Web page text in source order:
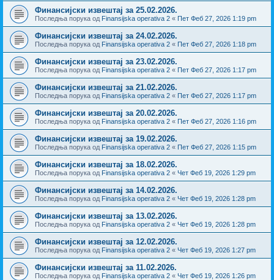
Финансијски извештај за 25.02.2026.
Последња порука од Finansijska operativa 2 « Пет Феб 27, 2026 1:19 pm
Финансијски извештај за 24.02.2026.
Последња порука од Finansijska operativa 2 « Пет Феб 27, 2026 1:18 pm
Финансијски извештај за 23.02.2026.
Последња порука од Finansijska operativa 2 « Пет Феб 27, 2026 1:17 pm
Финансијски извештај за 21.02.2026.
Последња порука од Finansijska operativa 2 « Пет Феб 27, 2026 1:17 pm
Финансијски извештај за 20.02.2026.
Последња порука од Finansijska operativa 2 « Пет Феб 27, 2026 1:16 pm
Финансијски извештај за 19.02.2026.
Последња порука од Finansijska operativa 2 « Пет Феб 27, 2026 1:15 pm
Финансијски извештај за 18.02.2026.
Последња порука од Finansijska operativa 2 « Чет Феб 19, 2026 1:29 pm
Финансијски извештај за 14.02.2026.
Последња порука од Finansijska operativa 2 « Чет Феб 19, 2026 1:28 pm
Финансијски извештај за 13.02.2026.
Последња порука од Finansijska operativa 2 « Чет Феб 19, 2026 1:28 pm
Финансијски извештај за 12.02.2026.
Последња порука од Finansijska operativa 2 « Чет Феб 19, 2026 1:27 pm
Финансијски извештај за 11.02.2026.
Последња порука од Finansijska operativa 2 « Чет Феб 19, 2026 1:26 pm